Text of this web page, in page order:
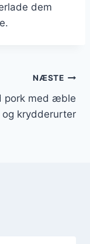
dem
NÆSTE
pork med æble
og krydderurter